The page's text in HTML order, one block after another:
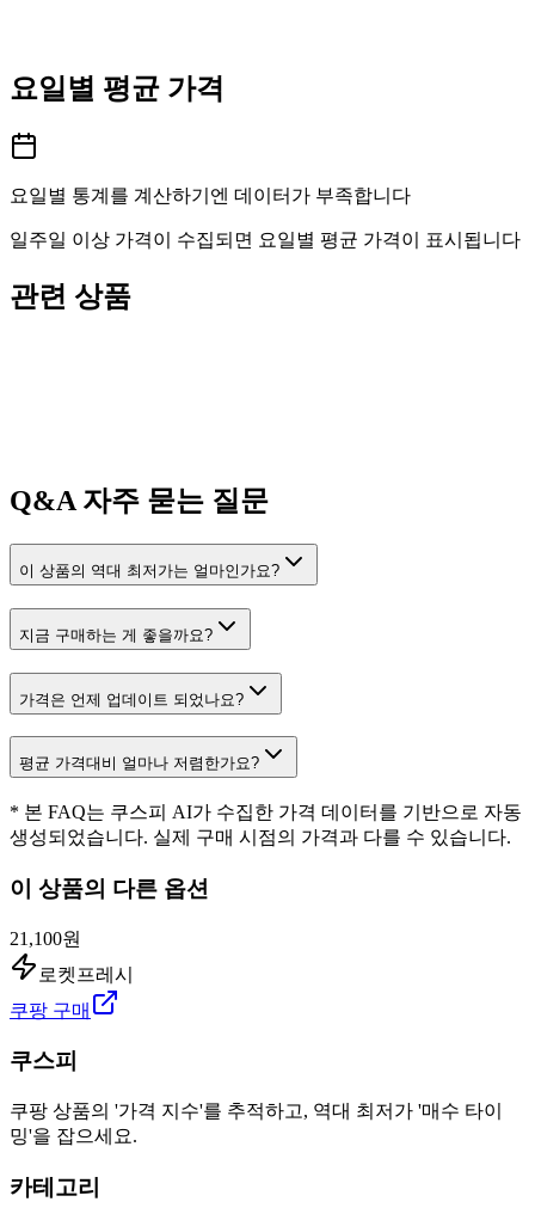
요일별 평균 가격
요일별 통계를 계산하기엔 데이터가 부족합니다
일주일 이상 가격이 수집되면 요일별 평균 가격이 표시됩니다
관련 상품
Q&A자주 묻는 질문
이 상품의 역대 최저가는 얼마인가요?
지금 구매하는 게 좋을까요?
가격은 언제 업데이트 되었나요?
평균 가격대비 얼마나 저렴한가요?
* 본 FAQ는 쿠스피 AI가 수집한 가격 데이터를 기반으로 자동
생성되었습니다. 실제 구매 시점의 가격과 다를 수 있습니다.
이 상품의 다른 옵션
21,100원
로켓프레시
쿠팡 구매
쿠스피
쿠팡 상품의 '가격 지수'를 추적하고, 역대 최저가 '매수 타이
밍'을 잡으세요.
카테고리